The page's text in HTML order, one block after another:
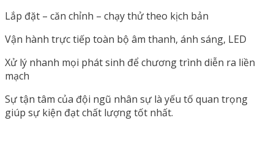
Lắp đặt – căn chỉnh – chạy thử theo kịch bản
Vận hành trực tiếp toàn bộ âm thanh, ánh sáng, LED
Xử lý nhanh mọi phát sinh để chương trình diễn ra liền
mạch
Sự tận tâm của đội ngũ nhân sự là yếu tố quan trọng
giúp sự kiện đạt chất lượng tốt nhất.